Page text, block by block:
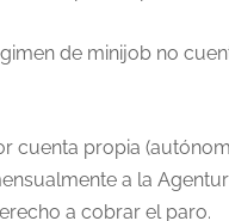
de minijob no
cuenta propia
a la
a cobrar el paro.